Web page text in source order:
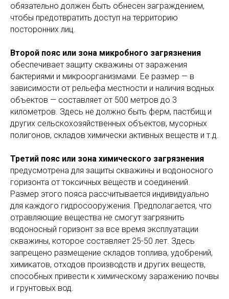
обязательно должен быть обнесен заграждением,
чтобы предотвратить доступ на территорию
посторонних лиц.
Второй пояс или зона микробного загрязнения
обеспечивает защиту скважины от заражения
бактериями и микроорганизмами. Ее размер — в
зависимости от рельефа местности и наличия водных
объектов — составляет от 500 метров до 3
километров. Здесь не должно быть ферм, пастбищ и
других сельскохозяйственных объектов, мусорных
полигонов, складов химически активных веществ и т.д.
Третий пояс или зона химического загрязнения
предусмотрена для защиты скважины и водоносного
горизонта от токсичных веществ и соединений.
Размер этого пояса рассчитывается индивидуально
для каждого гидросооружения. Предполагается, что
отравляющие вещества не смогут загрязнить
водоносный горизонт за все время эксплуатации
скважины, которое составляет 25-50 лет. Здесь
запрещено размещение складов топлива, удобрений,
химикатов, отходов производств и других веществ,
способных привести к химическому заражению почвы
и грунтовых вод.